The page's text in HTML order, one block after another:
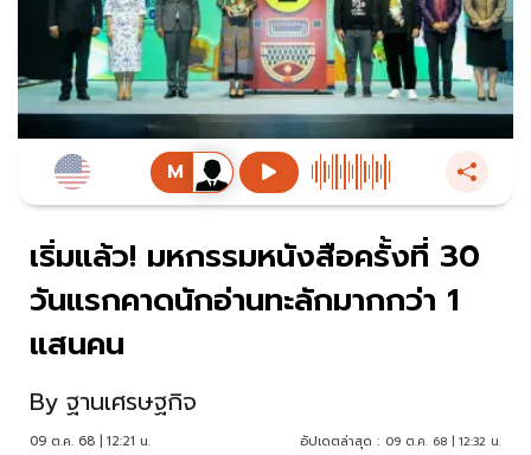
เริ่มแล้ว! มหกรรมหนังสือครั้งที่ 30
วันแรกคาดนักอ่านทะลักมากกว่า 1
แสนคน
By ฐานเศรษฐกิจ
09 ต.ค. 68 | 12:21 น. อัปเดตล่าสุด : 09 ต.ค. 68 | 12:32 น.